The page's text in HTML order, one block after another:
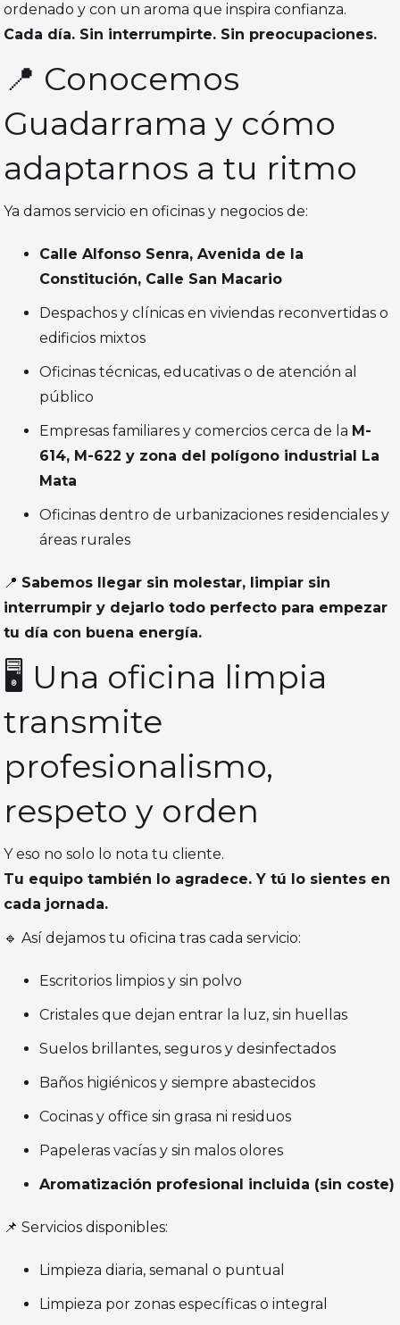
ordenado y con un aroma que inspira confianza.
Cada día. Sin interrumpirte. Sin preocupaciones.
📍 Conocemos
Guadarrama y cómo
adaptarnos a tu ritmo
Ya damos servicio en oficinas y negocios de:
Calle Alfonso Senra, Avenida de la
Constitución, Calle San Macario
Despachos y clínicas en viviendas reconvertidas o
edificios mixtos
Oficinas técnicas, educativas o de atención al
público
Empresas familiares y comercios cerca de la M-
614, M-622 y zona del polígono industrial La
Mata
Oficinas dentro de urbanizaciones residenciales y
áreas rurales
📍 Sabemos llegar sin molestar, limpiar sin
interrumpir y dejarlo todo perfecto para empezar
tu día con buena energía.
🖥️ Una oficina limpia
transmite
profesionalismo,
respeto y orden
Y eso no solo lo nota tu cliente.
Tu equipo también lo agradece. Y tú lo sientes en
cada jornada.
🔹 Así dejamos tu oficina tras cada servicio:
Escritorios limpios y sin polvo
Cristales que dejan entrar la luz, sin huellas
Suelos brillantes, seguros y desinfectados
Baños higiénicos y siempre abastecidos
Cocinas y office sin grasa ni residuos
Papeleras vacías y sin malos olores
Aromatización profesional incluida (sin coste)
📌 Servicios disponibles:
Limpieza diaria, semanal o puntual
Limpieza por zonas específicas o integral